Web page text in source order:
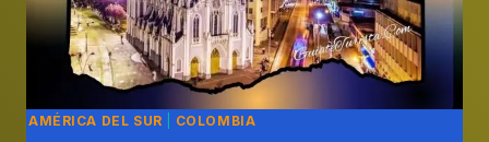
AMÉRICA DEL SUR COLOMBIA